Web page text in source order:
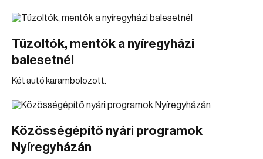
Tűzoltók, mentők a nyíregyházi
balesetnél
Két autó karambolozott.
Közösségépítő nyári programok
Nyíregyházán